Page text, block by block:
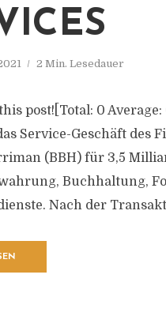
2 Min. Lesedauer
post![Total: 0
Service-Geschäft des
(BBH) für 3,5
Buchhaltung,
Nach der